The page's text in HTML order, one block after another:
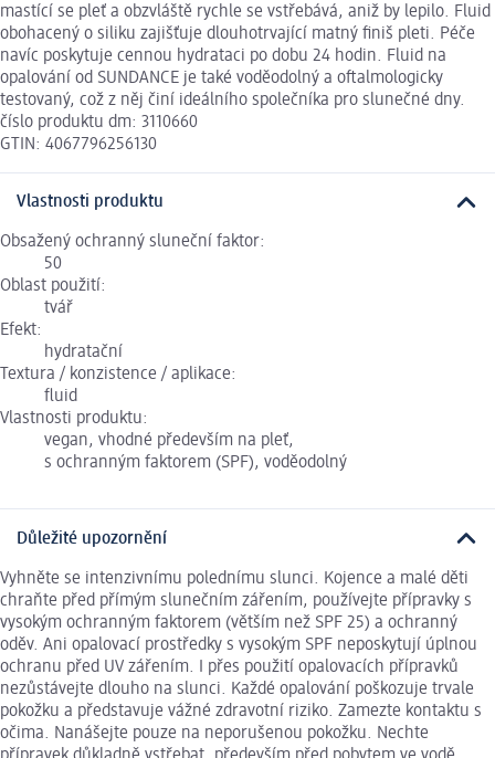
mastící se pleť a obzvláště rychle se vstřebává, aniž by lepilo. Fluid
obohacený o siliku zajišťuje dlouhotrvající matný finiš pleti. Péče
navíc poskytuje cennou hydrataci po dobu 24 hodin. Fluid na
opalování od SUNDANCE je také voděodolný a oftalmologicky
testovaný, což z něj činí ideálního společníka pro slunečné dny.
číslo produktu dm: 3110660
GTIN: 4067796256130
Vlastnosti produktu
Obsažený ochranný sluneční faktor:
50
Oblast použití:
tvář
Efekt:
hydratační
Textura / konzistence / aplikace:
fluid
Vlastnosti produktu:
vegan, vhodné především na pleť,
s ochranným faktorem (SPF), voděodolný
Důležité upozornění
Vyhněte se intenzivnímu polednímu slunci. Kojence a malé děti
chraňte před přímým slunečním zářením, používejte přípravky s
vysokým ochranným faktorem (větším než SPF 25) a ochranný
oděv. Ani opalovací prostředky s vysokým SPF neposkytují úplnou
ochranu před UV zářením. I přes použití opalovacích přípravků
nezůstávejte dlouho na slunci. Každé opalování poškozuje trvale
pokožku a představuje vážné zdravotní riziko. Zamezte kontaktu s
očima. Nanášejte pouze na neporušenou pokožku. Nechte